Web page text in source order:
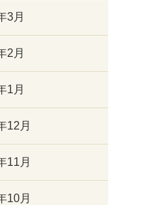
3月
2月
1月
12月
11月
10月